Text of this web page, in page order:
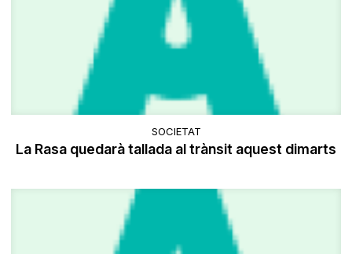
SOCIETAT
La Rasa quedarà tallada al trànsit aquest dimarts